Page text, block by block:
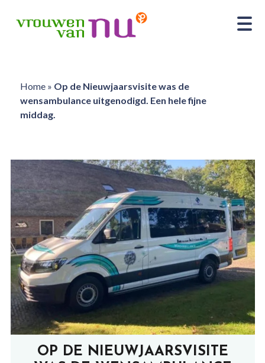
Home» Op de Nieuwjaarsvisite was de
wensambulance uitgenodigd. Een hele fijne
middag.
OP DE NIEUWJAARSVISITE